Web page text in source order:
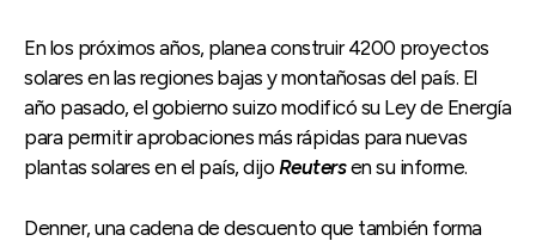
En los próximos años, planea construir 4200 proyectos
solares en las regiones bajas y montañosas del país. El
año pasado, el gobierno suizo modificó su Ley de Energía
para permitir aprobaciones más rápidas para nuevas
plantas solares en el país, dijo Reutersen su informe.
Denner, una cadena de descuento que también forma